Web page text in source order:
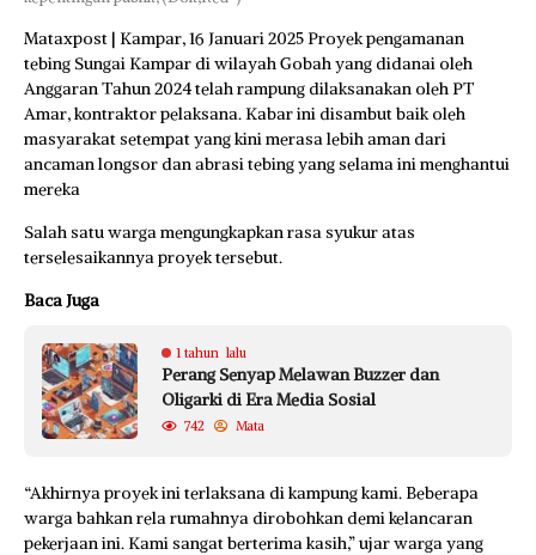
Mataxpost | Kampar, 16 Januari 2025 Proyek pengamanan
tebing Sungai Kampar di wilayah Gobah yang didanai oleh
Anggaran Tahun 2024 telah rampung dilaksanakan oleh PT
Amar, kontraktor pelaksana. Kabar ini disambut baik oleh
masyarakat setempat yang kini merasa lebih aman dari
ancaman longsor dan abrasi tebing yang selama ini menghantui
mereka
Salah satu warga mengungkapkan rasa syukur atas
terselesaikannya proyek tersebut.
Baca Juga
1 tahun lalu
Perang Senyap Melawan Buzzer dan
Oligarki di Era Media Sosial
742 Mata
“Akhirnya proyek ini terlaksana di kampung kami. Beberapa
warga bahkan rela rumahnya dirobohkan demi kelancaran
pekerjaan ini. Kami sangat berterima kasih,” ujar warga yang